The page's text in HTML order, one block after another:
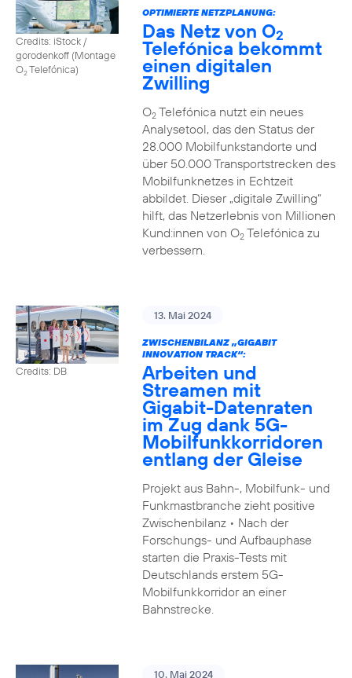
Credits: iStock /
gorodenkoff (Montage
O2Telefónica)
OPTIMIERTE NETZPLANUNG:
Das Netz von O2
Telefónica bekommt
einen digitalen
Zwilling
O2Telefónica nutzt ein neues
Analysetool, das den Status der
28.000 Mobilfunkstandorte und
über 50.000 Transportstrecken des
Mobilfunknetzes in Echtzeit
abbildet. Dieser „digitale Zwilling“
hilft, das Netzerlebnis von Millionen
Kund:innen von O2Telefónica zu
verbessern.
Credits: DB
13. Mai 2024
ZWISCHENBILANZ „GIGABIT
INNOVATION TRACK“:
Arbeiten und
Streamen mit
Gigabit-Datenraten
im Zug dank 5G-
Mobilfunkkorridoren
entlang der Gleise
Projekt aus Bahn-, Mobilfunk- und
Funkmastbranche zieht positive
Zwischenbilanz • Nach der
Forschungs- und Aufbauphase
starten die Praxis-Tests mit
Deutschlands erstem 5G-
Mobilfunkkorridor an einer
Bahnstrecke.
10. Mai 2024